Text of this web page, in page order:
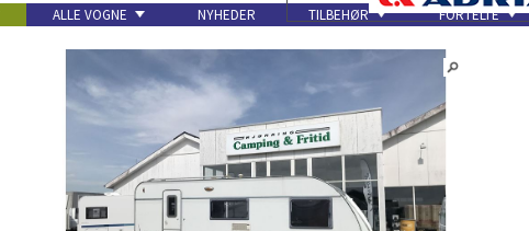
ALLE VOGNE NYHEDER TILBEHØR FORTELTE